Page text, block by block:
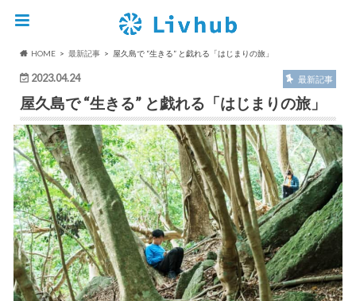
HOME 最新記事 屋久島で “生きる” と戯れる「はじまりの旅」
2023.04.24 最新記事
屋久島で “生きる” と戯れる「はじまりの旅」